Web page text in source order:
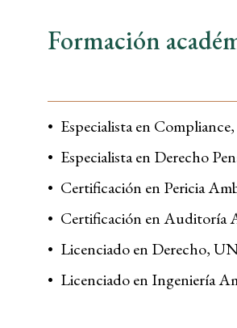
Formación
Especialista en
Especialista en Derecho
Certificación en Pericia
Certificación en Auditoría
Licenciado en Derecho,
Licenciado en Ingeniería